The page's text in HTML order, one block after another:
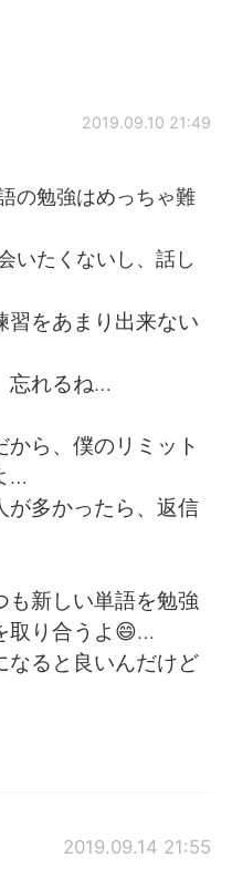
2019.09.10 21:49
の勉強はめっちゃ難
いたくないし、話し
習をあまり出来ない
忘れるね…
ら、僕のリミット
…
が多かったら、返信
も新しい単語を勉強
取り合うよ😄…
なると良いんだけど
2019.09.14 21:55